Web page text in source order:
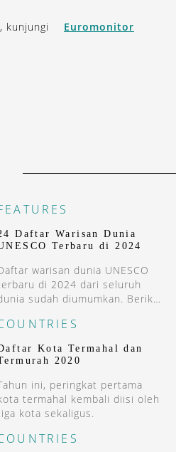
kunjungi
Euromonitor
Daftar Warisan Dunia
Terbaru di 2024
warisan dunia UNESCO
di 2024 dari seluruh
sudah diumumkan. Berikut
Kota Termahal dan
2020
ini, peringkat pertama
termahal kembali diisi oleh
kota sekaligus.